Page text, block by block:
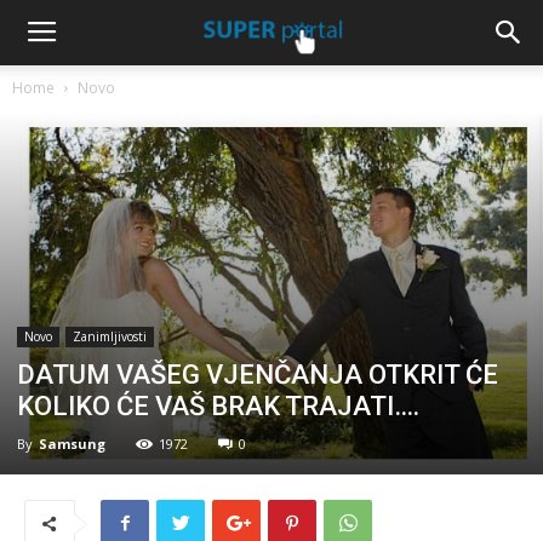
Home Novo
Novo Zanimljivosti
DATUM VAŠEG VJENČANJA OTKRIT ĆE
KOLIKO ĆE VAŠ BRAK TRAJATI….
By Samsung 1972 0